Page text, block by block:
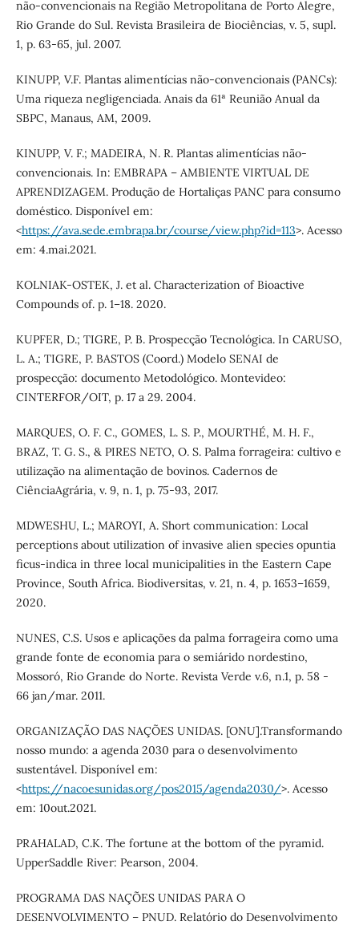
não-convencionais na Região Metropolitana de Porto Alegre,
Rio Grande do Sul. Revista Brasileira de Biociências, v. 5, supl.
1, p. 63-65, jul. 2007.
KINUPP, V.F. Plantas alimentícias não-convencionais (PANCs):
Uma riqueza negligenciada. Anais da 61ª Reunião Anual da
SBPC, Manaus, AM, 2009.
KINUPP, V. F.; MADEIRA, N. R. Plantas alimentícias não-
convencionais. In: EMBRAPA – AMBIENTE VIRTUAL DE
APRENDIZAGEM. Produção de Hortaliças PANC para consumo
doméstico. Disponível em:
<https://ava.sede.embrapa.br/course/view.php?id=113>. Acesso
em: 4.mai.2021.
KOLNIAK-OSTEK, J. et al. Characterization of Bioactive
Compounds of. p. 1–18. 2020.
KUPFER, D.; TIGRE, P. B. Prospecção Tecnológica. In CARUSO,
L. A.; TIGRE, P. BASTOS (Coord.) Modelo SENAI de
prospecção: documento Metodológico. Montevideo:
CINTERFOR/OIT, p. 17 a 29. 2004.
MARQUES, O. F. C., GOMES, L. S. P., MOURTHÉ, M. H. F.,
BRAZ, T. G. S., & PIRES NETO, O. S. Palma forrageira: cultivo e
utilização na alimentação de bovinos. Cadernos de
CiênciaAgrária, v. 9, n. 1, p. 75-93, 2017.
MDWESHU, L.; MAROYI, A. Short communication: Local
perceptions about utilization of invasive alien species opuntia
ficus-indica in three local municipalities in the Eastern Cape
Province, South Africa. Biodiversitas, v. 21, n. 4, p. 1653–1659,
2020.
NUNES, C.S. Usos e aplicações da palma forrageira como uma
grande fonte de economia para o semiárido nordestino,
Mossoró, Rio Grande do Norte. Revista Verde v.6, n.1, p. 58 -
66 jan/mar. 2011.
ORGANIZAÇÃO DAS NAÇÕES UNIDAS. [ONU].Transformando
nosso mundo: a agenda 2030 para o desenvolvimento
sustentável. Disponível em:
<https://nacoesunidas.org/pos2015/agenda2030/>. Acesso
em: 10out.2021.
PRAHALAD, C.K. The fortune at the bottom of the pyramid.
UpperSaddle River: Pearson, 2004.
PROGRAMA DAS NAÇÕES UNIDAS PARA O
DESENVOLVIMENTO – PNUD. Relatório do Desenvolvimento